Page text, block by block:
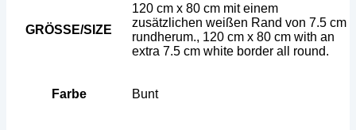
GRÖSSE/SIZE
120 cm x 80 cm mit einem
zusätzlichen weißen Rand von 7.5 cm
rundherum., 120 cm x 80 cm with an
extra 7.5 cm white border all round.
Farbe Bunt